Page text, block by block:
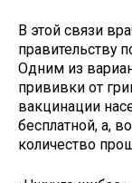
В этой связи
правительству
Одним из
прививки от
вакцинации
бесплатной, а,
количество